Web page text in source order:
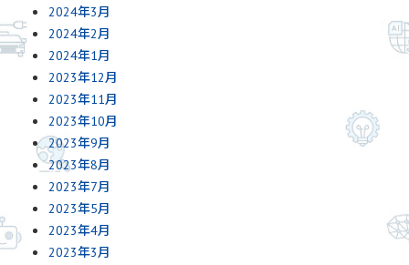
2024年3月
2024年2月
2024年1月
2023年12月
2023年11月
2023年10月
2023年9月
2023年8月
2023年7月
2023年5月
2023年4月
2023年3月